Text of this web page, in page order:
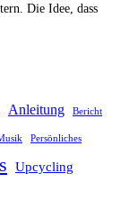
Die Idee, dass
Anleitung Bericht
Persönliches
Upcycling